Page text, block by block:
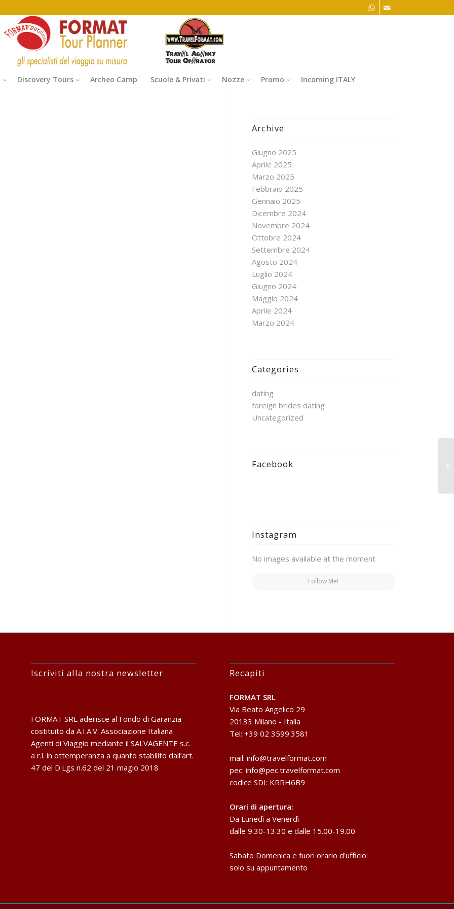
Discovery Tours Archeo Camp Scuole & Privati Nozze Promo Incoming ITALY
Archive
Giugno 2025
Aprile 2025
Marzo 2025
Febbraio 2025
Gennaio 2025
Dicembre 2024
Novembre 2024
Ottobre 2024
Settembre 2024
Agosto 2024
Luglio 2024
Giugno 2024
Maggio 2024
Aprile 2024
Marzo 2024
Categories
dating
foreign brides dating
Uncategorized
Facebook
Instagram
No images available at the moment
Follow Me!
Iscriviti alla nostra newsletter
FORMAT SRL aderisce al Fondo di Garanzia
costituito da A.I.A.V. Associazione Italiana
Agenti di Viaggio mediante il SALVAGENTE s.c.
a r.l. in ottemperanza a quanto stabilito dall’art.
47 del D.Lgs n.62 del 21 magio 2018
Recapiti
FORMAT SRL
Via Beato Angelico 29
20133 Milano - Italia
Tel: +39 02 3599.3581
mail:info@travelformat.com
pec:info@pec.travelformat.com
codice SDI: KRRH6B9
Orari di apertura:
Da Lunedì a Venerdì
dalle 9.30-13.30 e dalle 15.00-19.00
Sabato Domenica e fuori orario d'ufficio:
solo su appuntamento